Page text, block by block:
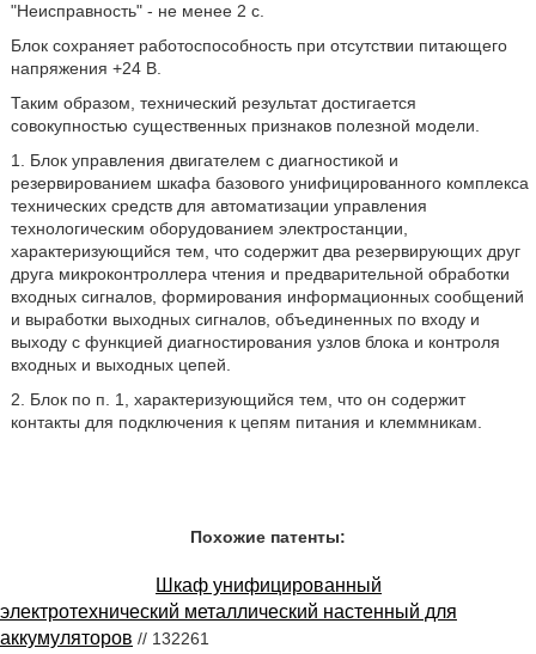
"Неисправность" - не менее 2 с.
Блок сохраняет работоспособность при отсутствии питающего
напряжения +24 В.
Таким образом, технический результат достигается
совокупностью существенных признаков полезной модели.
1. Блок управления двигателем с диагностикой и
резервированием шкафа базового унифицированного комплекса
технических средств для автоматизации управления
технологическим оборудованием электростанции,
характеризующийся тем, что содержит два резервирующих друг
друга микроконтроллера чтения и предварительной обработки
входных сигналов, формирования информационных сообщений
и выработки выходных сигналов, объединенных по входу и
выходу с функцией диагностирования узлов блока и контроля
входных и выходных цепей.
2. Блок по п. 1, характеризующийся тем, что он содержит
контакты для подключения к цепям питания и клеммникам.
Похожие патенты:
Шкаф унифицированный
электротехнический металлический настенный для
аккумуляторов // 132261